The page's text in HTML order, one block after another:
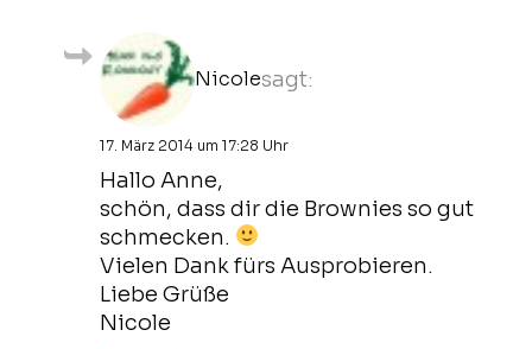
Nicolesagt:
17. März 2014 um 17:28 Uhr
Hallo Anne,
schön, dass dir die Brownies so gut
schmecken.
Vielen Dank fürs Ausprobieren.
Liebe Grüße
Nicole